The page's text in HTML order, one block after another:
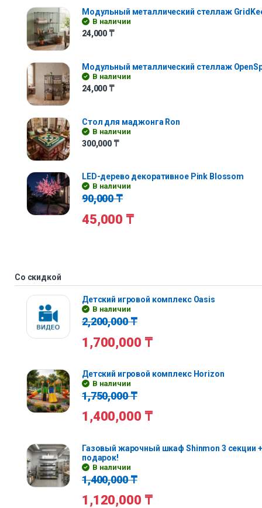
Модульный металлический стеллаж
В наличии
24,000 ₸
Модульный металлический стеллаж
В наличии
24,000 ₸
Стол для маджонга Ron
В наличии
300,000 ₸
LED-дерево декоративное Pink Blossom
В наличии
90,000₸
45,000 ₸
Со скидкой
Детский игровой комплекс Oasis
В наличии
2,200,000₸
1,700,000 ₸
Детский игровой комплекс Horizon
В наличии
1,750,000₸
1,400,000 ₸
Газовый жарочный шкаф Shinmon 3 секции
подарок!
В наличии
1,400,000₸
1,120,000 ₸